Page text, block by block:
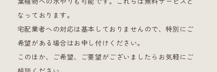
なっております。
宅配業者への対応は基本しておりませんので、特別にご
希望がある場合はお申し付けください。
このほか、ご希望、ご要望がございましたらお気軽にご